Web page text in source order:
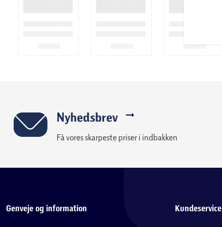
Nyhedsbrev
Få vores skarpeste priser i indbakken
Genveje og information Kundeservice